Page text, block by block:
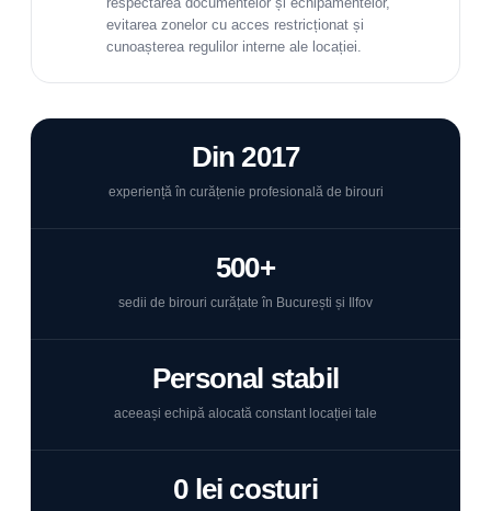
evitarea zonelor cu acces restricționat și
cunoașterea regulilor interne ale locației.
Din 2017
experiență în curățenie profesională de birouri
500+
sedii de birouri curățate în București și Ilfov
Personal stabil
aceeași echipă alocată constant locației tale
0 lei costuri